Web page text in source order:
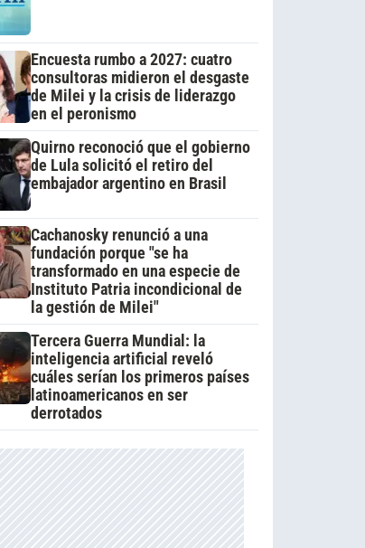
Encuesta rumbo a 2027: cuatro
consultoras midieron el desgaste
de Milei y la crisis de liderazgo
en el peronismo
Quirno reconoció que el gobierno
de Lula solicitó el retiro del
embajador argentino en Brasil
Cachanosky renunció a una
fundación porque "se ha
transformado en una especie de
Instituto Patria incondicional de
la gestión de Milei"
Tercera Guerra Mundial: la
inteligencia artificial reveló
cuáles serían los primeros países
latinoamericanos en ser
derrotados